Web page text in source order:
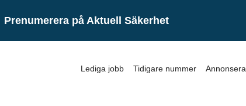
Prenumerera på Aktuell Säkerhet
Lediga jobb Tidigare nummer Annonsera